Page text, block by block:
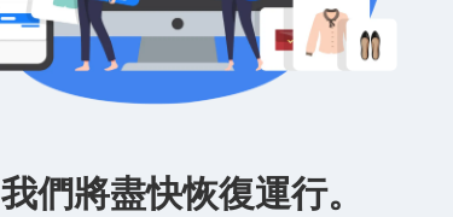
我們將盡快恢復運行。